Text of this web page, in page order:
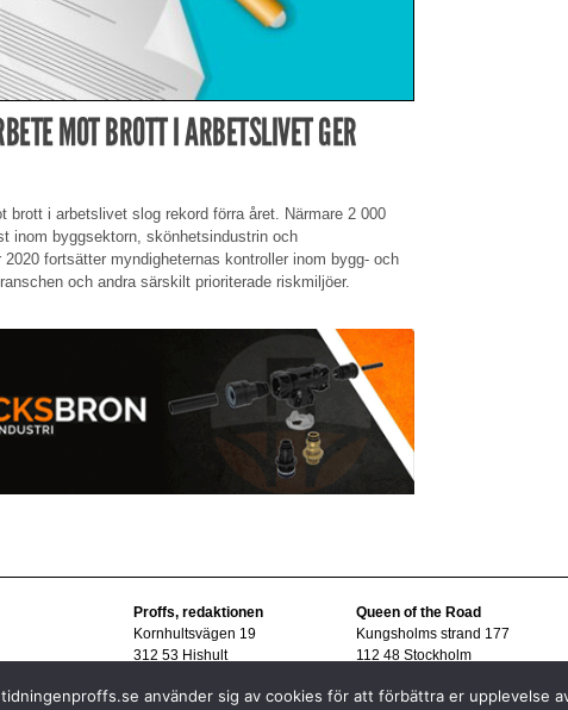
MOT BROTT I ARBETSLIVET GER
brott i arbetslivet slog rekord förra året. Närmare 2 000
inom byggsektorn, skönhetsindustrin och
2020 fortsätter myndigheternas kontroller inom bygg- och
och andra särskilt prioriterade riskmiljöer.
Proffs, redaktionen
Kornhultsvägen 19
312 53 Hishult
goran@vagpress.se
Queen of the Road
Kungsholms strand 177
112 48 Stockholm
tidningenproffs.se använder sig av cookies för att förbättra er upplevelse